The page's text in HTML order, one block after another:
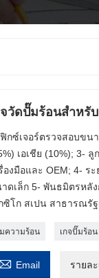
จวัดปั๊มร้อนสำหรั
กซ์เจอร์ตรวจสอบขน
เอเชีย (10%); 3-
องมือและ OEM; 4- ร
ดเล็ก 5- พันธมิตรหลั
ซิโก สเปน สาธารณรั
ความร้อน เกจปั๊มร้อน
 Email รายล